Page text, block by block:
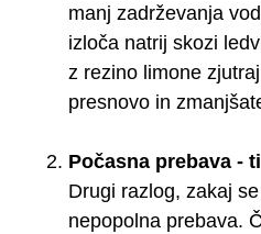
manj zadrževanja
izloča natrij skozi
z rezino limone
presnovo in
Počasna prebava -
Drugi razlog, zakaj
nepopolna prebava.